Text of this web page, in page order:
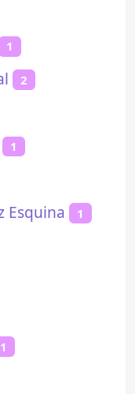
1
2
1
Esquina 1
1